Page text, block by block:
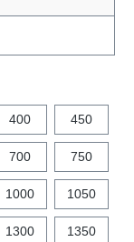
400 450
700 750
1000 1050
1300 1350